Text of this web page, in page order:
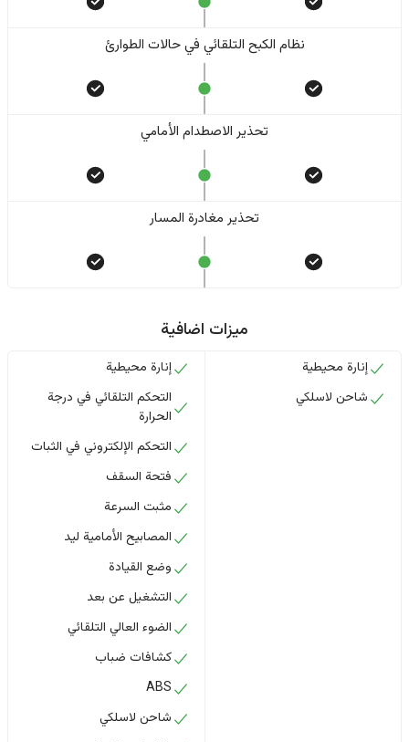
نظام الكبح التلقائي في حالات الطوارئ
تحذير الاصطدام الأمامي
تحذير مغادرة المسار
ميزات اضافية
إنارة محيطية
شاحن لاسلكي
إنارة محيطية
التحكم التلقائي في درجة
الحرارة
التحكم الإلكتروني في الثبات
فتحة السقف
مثبت السرعة
المصابيح الأمامية ليد
وضع القيادة
التشغيل عن بعد
الضوء العالي التلقائي
كشافات ضباب
ABS
شاحن لاسلكي